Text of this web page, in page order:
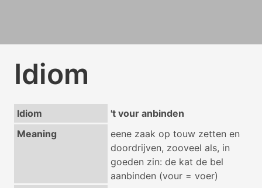
Idiom
Idiom
't vour anbinden
Meaning
eene zaak op touw zetten en
doordrijven, zooveel als, in
goeden zin: de kat de bel
aanbinden (vour = voer)